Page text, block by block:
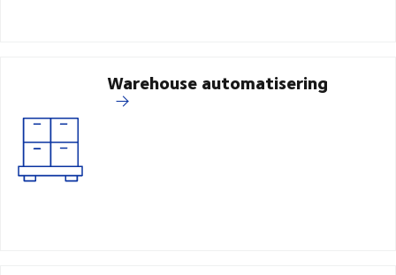
Warehouse automatisering